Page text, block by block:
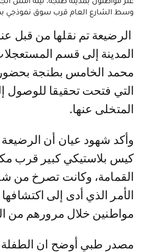
وسط الشارع العام قرب سوق نموذجي
المدينة إلى قسم
محمد الخامس بطنجة
التي فتحت تحقيقا للوصول
المتخلى عنها.
وأكد شهود عيان أن
كيس بلاستيكي كبير قرب
القمامة، وكانت تصرخ من
الأمر الذي أدى إلى
مواطنين خلال مرورهم من
مصدر طبي أوضح ان